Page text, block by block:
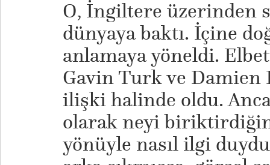
O, İngiltere üzerinden
dünyaya baktı. İçine
anlamaya yöneldi.
Gavin Turk ve
ilişki halinde oldu.
olarak neyi
yönüyle nasıl ilgi